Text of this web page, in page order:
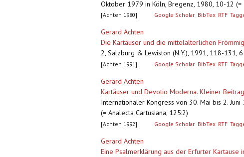
Oktober 1979 in Köln, Bregenz, 1980, 10-12 (=
[Achten 1980] Google Scholar BibTex RTF
Gerard Achten
Die Kartäuser und die mittelalterlichen
2, Salzburg & Lewiston (N.Y.), 1991, 118-131,
[Achten 1991] Google Scholar BibTex RTF
Gerard Achten
Kartäuser und Devotio Moderna. Kleiner
Internationaler Kongress von 30. Mai bis 2.
(= Analecta Cartusiana, 125:2)
[Achten 1992] Google Scholar BibTex RTF
Gerard Achten
Eine Psalmerklärung aus der Erfurter Kartause